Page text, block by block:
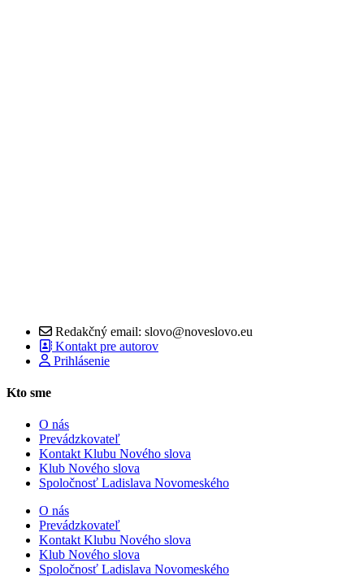
Redakčný email: slovo@noveslovo.eu
Kontakt pre autorov
Prihlásenie
Kto sme
O nás
Prevádzkovateľ
Kontakt Klubu Nového slova
Klub Nového slova
Spoločnosť Ladislava Novomeského
O nás
Prevádzkovateľ
Kontakt Klubu Nového slova
Klub Nového slova
Spoločnosť Ladislava Novomeského